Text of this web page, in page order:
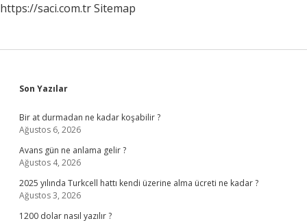
https://saci.com.trSitemap
Sidebar
Son Yazılar
Bir at durmadan ne kadar koşabilir ?
Ağustos 6, 2026
Avans gün ne anlama gelir ?
Ağustos 4, 2026
2025 yılında Turkcell hattı kendi üzerine alma ücreti ne kadar ?
Ağustos 3, 2026
1200 dolar nasıl yazılır ?